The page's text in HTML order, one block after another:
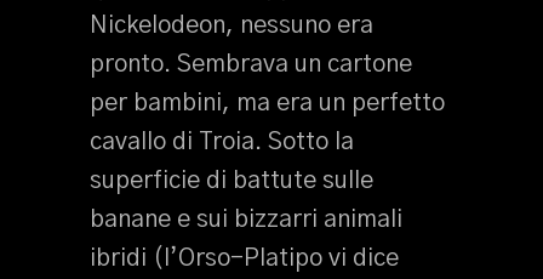
Nickelodeon, nessuno era
pronto. Sembrava un cartone
per bambini, ma era un perfetto
cavallo di Troia. Sotto la
superficie di battute sulle
banane e sui bizzarri animali
ibridi (l’Orso-Platipo vi dice